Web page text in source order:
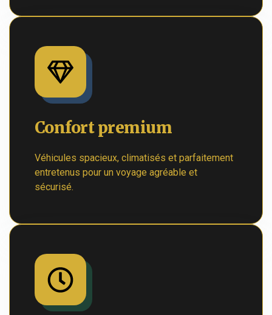
Confort premium
Véhicules spacieux, climatisés et parfaitement
entretenus pour un voyage agréable et
sécurisé.